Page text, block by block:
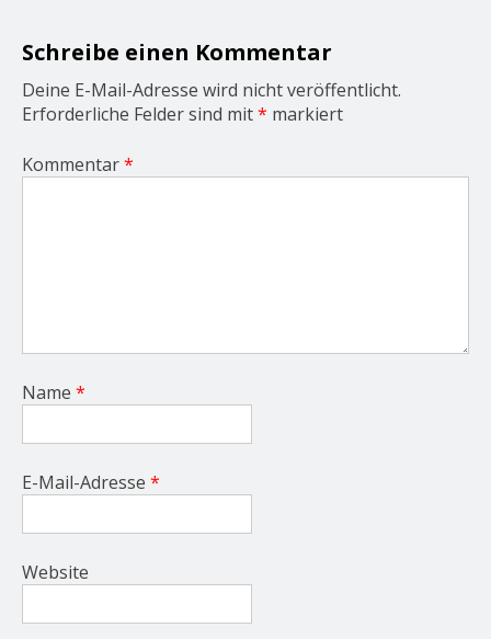
n
Schreibe einen Kommentar
Deine E-Mail-Adresse wird nicht veröffentlicht.
Erforderliche Felder sind mit* markiert
Kommentar*
Name *
E-Mail-Adresse *
Website